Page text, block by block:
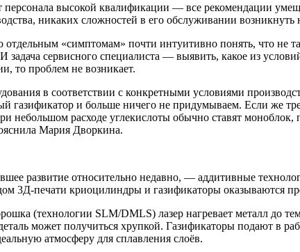
персонала высокой квалификации — все рекомендации
никаких сложностей в его обслуживании возникнуть
«симптомам» почти интуитивно понять, что не
задача сервисного специалиста — выявить, какое из
то проблем не возникает.
в соответствии с конкретными условиями
и больше ничего не придумываем. Если же
небольшом расходе углекислоты обычно ставят
Мария Дворкина.
развитие относительно недавно, — аддитивные
3Д-печати криоцилиндры и газификаторы оказываются
(технологии SLM/DMLS) лазер нагревает металл до
может получиться хрупкой. Газификаторы подают в
атмосферу для сплавления слоёв.